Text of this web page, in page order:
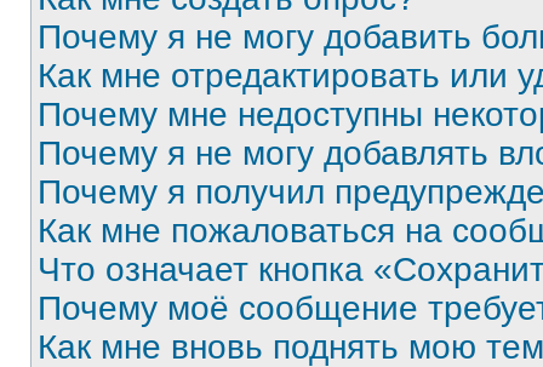
Почему я не могу добавить
Как мне отредактировать или
Почему мне недоступны
Почему я не могу добавлять
Почему я получил
Как мне пожаловаться на
Что означает кнопка
Почему моё сообщение
Как мне вновь поднять мою